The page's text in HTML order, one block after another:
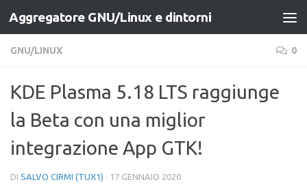
Salta al contenuto
Aggregatore GNU/Linux e dintorni
GNU/LINUX 0
KDE Plasma 5.18 LTS raggiunge
la Beta con una miglior
integrazione App GTK!
DI SALVO CIRMI (TUX1) · 17 GENNAIO 2020